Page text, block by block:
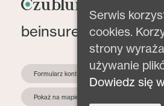
Formularz kontaktowy
Pokaż na mapie
Serwis
cookies.
strony
używanie
Dowiedz się